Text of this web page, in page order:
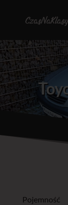
Pojemność